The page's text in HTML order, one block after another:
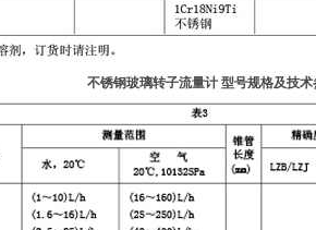
不锈钢玻璃转子流量计 型号规格及技术